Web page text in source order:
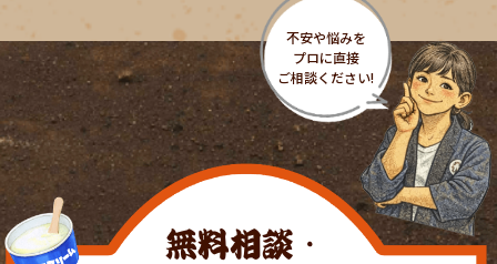
無料相談・